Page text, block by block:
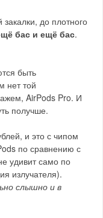
до плотного
бас и ещё бас.
быть
нет той
AirPods Pro. И
получше.
и это с чипом
по сравнению с
удивит само по
излучателя).
слышно и в